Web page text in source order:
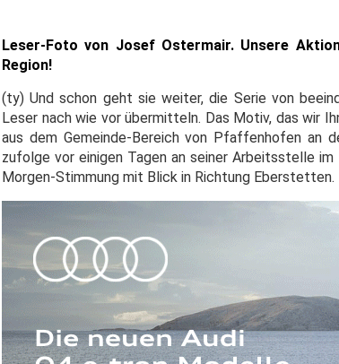
Leser-Foto von Josef Ostermair. Unsere
Region!
(ty) Und schon geht sie weiter, die Serie von
Leser nach wie vor übermitteln. Das Motiv, das wir
aus dem Gemeinde-Bereich von Pfaffenhofen an
zufolge vor einigen Tagen an seiner Arbeitsstelle
Morgen-Stimmung mit Blick in Richtung Eberstetten.